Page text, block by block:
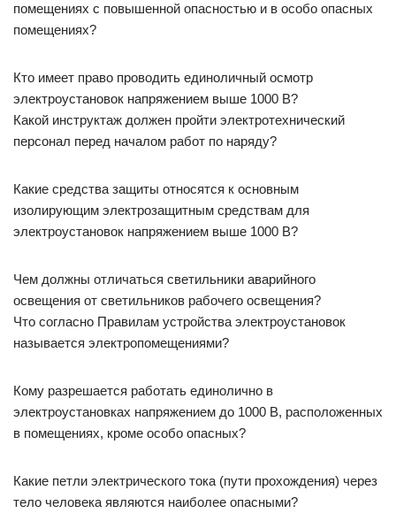
помещениях с повышенной опасностью и в особо опасных
помещениях?
Кто имеет право проводить единоличный осмотр
электроустановок напряжением выше 1000 В?
Какой инструктаж должен пройти электротехнический
персонал перед началом работ по наряду?
Какие средства защиты относятся к основным
изолирующим электрозащитным средствам для
электроустановок напряжением выше 1000 В?
Чем должны отличаться светильники аварийного
освещения от светильников рабочего освещения?
Что согласно Правилам устройства электроустановок
называется электропомещениями?
Кому разрешается работать единолично в
электроустановках напряжением до 1000 В, расположенных
в помещениях, кроме особо опасных?
Какие петли электрического тока (пути прохождения) через
тело человека являются наиболее опасными?